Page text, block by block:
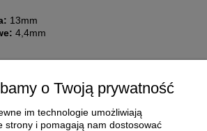
13mm
4,4mm
Moje konto
o Twoją prywatność
im technologie umożliwiają
strony i pomagają nam dostosować